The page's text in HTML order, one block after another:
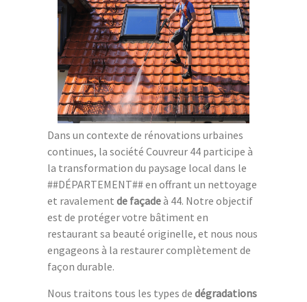
Dans un contexte de rénovations urbaines
continues, la société Couvreur 44 participe à
la transformation du paysage local dans le
##DÉPARTEMENT## en offrant un nettoyage
et ravalement de façadeà 44. Notre objectif
est de protéger votre bâtiment en
restaurant sa beauté originelle, et nous nous
engageons à la restaurer complètement de
façon durable.
Nous traitons tous les types de dégradations